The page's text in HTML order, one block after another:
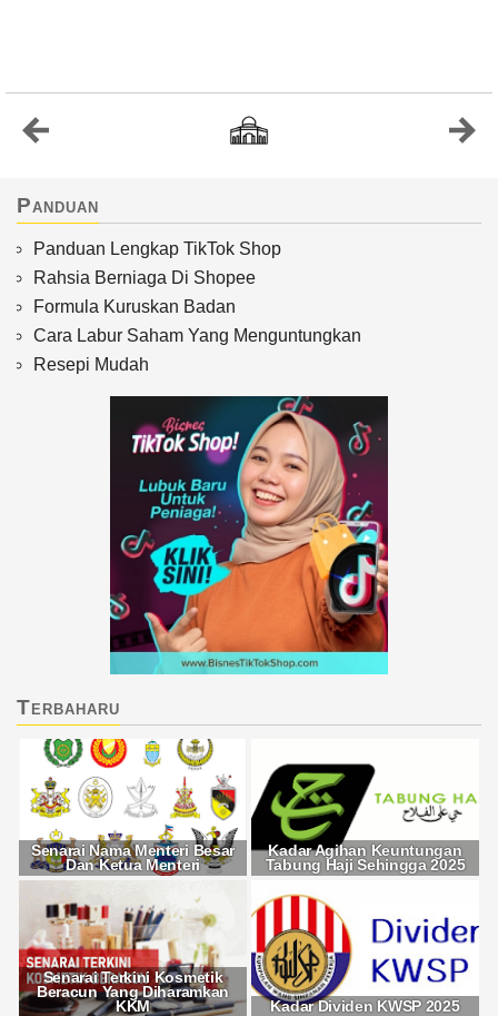
Panduan
Panduan Lengkap TikTok Shop
Rahsia Berniaga Di Shopee
Formula Kuruskan Badan
Cara Labur Saham Yang Menguntungkan
Resepi Mudah
Terbaharu
Senarai Nama Menteri Besar
Dan Ketua Menteri
Kadar Agihan Keuntungan
Tabung Haji Sehingga 2025
Senarai Terkini Kosmetik
Beracun Yang Diharamkan
KKM
Kadar Dividen KWSP 2025